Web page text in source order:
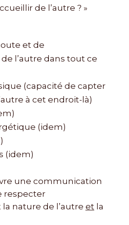
de l’autre ? »
et de
l’autre dans tout ce
(capacité de capter
à cet endroit-là)
(idem)
(idem)
une communication
respecter
nature de l’autre etla